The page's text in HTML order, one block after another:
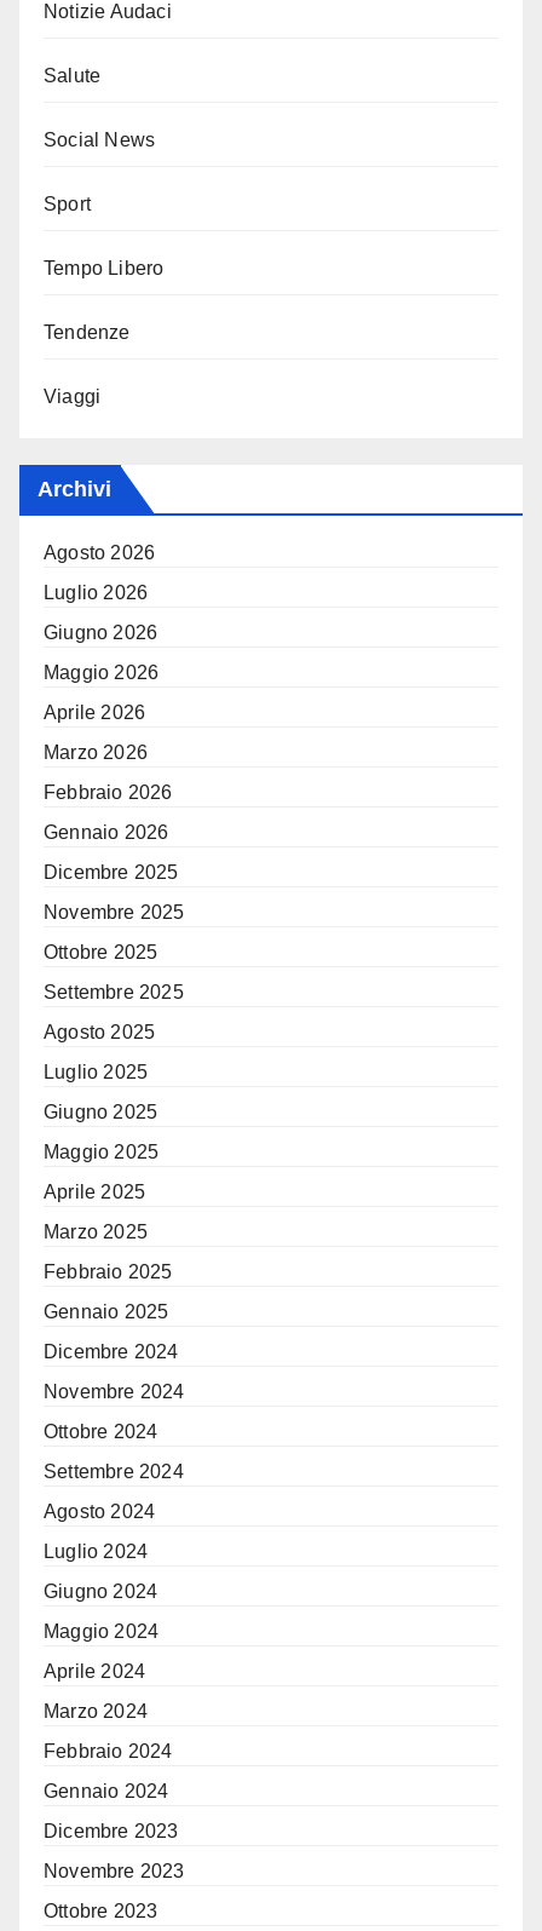
Notizie Audaci
Salute
Social News
Sport
Tempo Libero
Tendenze
Viaggi
Archivi
Agosto 2026
Luglio 2026
Giugno 2026
Maggio 2026
Aprile 2026
Marzo 2026
Febbraio 2026
Gennaio 2026
Dicembre 2025
Novembre 2025
Ottobre 2025
Settembre 2025
Agosto 2025
Luglio 2025
Giugno 2025
Maggio 2025
Aprile 2025
Marzo 2025
Febbraio 2025
Gennaio 2025
Dicembre 2024
Novembre 2024
Ottobre 2024
Settembre 2024
Agosto 2024
Luglio 2024
Giugno 2024
Maggio 2024
Aprile 2024
Marzo 2024
Febbraio 2024
Gennaio 2024
Dicembre 2023
Novembre 2023
Ottobre 2023